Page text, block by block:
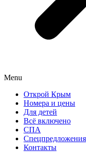
Menu
Открой Крым
Номера и цены
Для детей
Всё включено
СПА
Спецпредложения
Контакты